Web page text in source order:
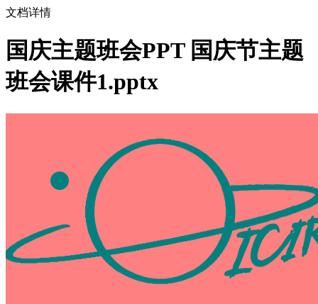
文档详情
国庆主题班会PPT 国庆节主题
班会课件1.pptx